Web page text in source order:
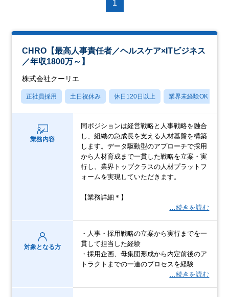
1
CHRO【最高人事責任者／ヘルスケア×ITビジネス
／年収1800万～】
株式会社クーリエ
正社員採用 土日祝休み 休日120日以上 業界未経験OK
業務内容
同ポジションは経営戦略と人事戦略を融合
し、組織の急成長を支える人材基盤を構築
します。データ駆動型のアプローチで採用
から人材育成まで一貫した戦略を立案・実
行し、業界トップクラスの人材プラットフ
ォームを実現していただきます。
【業務詳細＊】
…続きを読む
対象となる方
・人事・採用戦略の立案から実行までを一
貫して担当した経験
・採用企画、母集団形成から内定前後のア
トラクトまでの一連のプロセスを経験
…続きを読む